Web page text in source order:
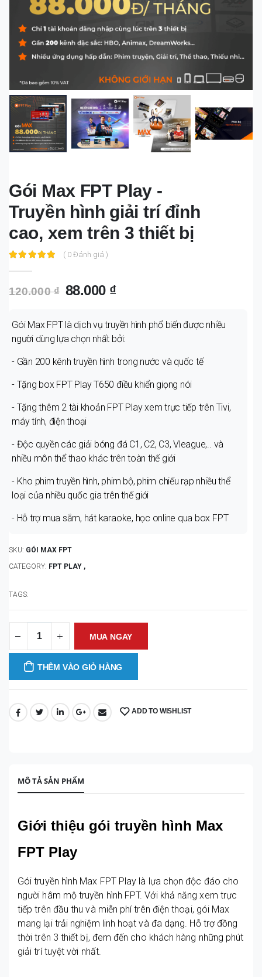
Gói Max FPT Play -
Truyền hình giải trí đỉnh
cao, xem trên 3 thiết bị
( 0 Đánh giá )
120.000 ₫ 88.000 ₫
Gói Max FPT là dịch vụ truyền hình phổ biến được nhiều
người dùng lựa chọn nhất bởi:
- Gần 200 kênh truyền hình trong nước và quốc tế
- Tặng box FPT Play T650 điều khiển giọng nói
- Tặng thêm 2 tài khoản FPT Play xem trực tiếp trên Tivi,
máy tính, điện thoại
- Độc quyền các giải bóng đá C1, C2, C3, Vleague,.. và
nhiều môn thể thao khác trên toàn thế giới
- Kho phim truyền hình, phim bộ, phim chiếu rạp nhiều thể
loại của nhiều quốc gia trên thế giới
- Hỗ trợ mua sắm, hát karaoke, học online qua box FPT
SKU: GÓI MAX FPT
CATEGORY: FPT PLAY ,
TAGS:
MUA NGAY
THÊM VÀO GIỎ HÀNG
SHARE: ADD TO WISHLIST
MÔ TẢ SẢN PHẨM
Giới thiệu gói truyền hình Max
FPT Play
Gói truyền hình Max FPT Play là lựa chọn độc đáo cho
người hâm mộ truyền hình FPT. Với khả năng xem trực
tiếp trên đầu thu và miễn phí trên điện thoại, gói Max
mang lại trải nghiệm linh hoạt và đa dạng. Hỗ trợ đồng
thời trên 3 thiết bị, đem đến cho khách hàng những phút
giải trí tuyệt vời nhất.